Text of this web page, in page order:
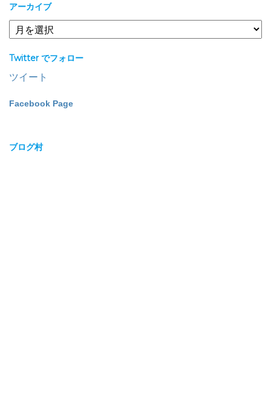
リ
ー
アーカイブ
ア
ー
イ
ブ
Twitter でフォロー
ツイート
Facebook Page
ブログ村